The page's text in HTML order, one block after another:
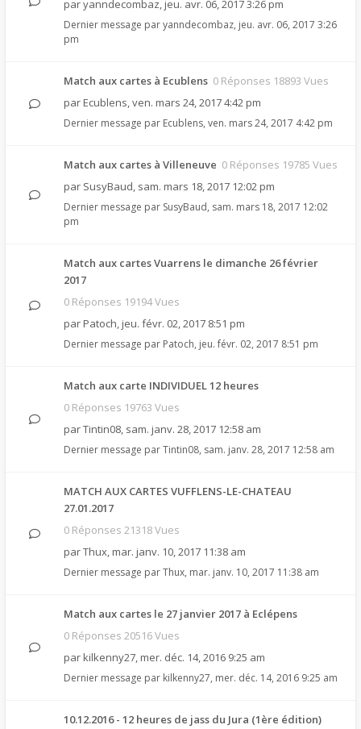
paryanndecombaz, jeu. avr. 06, 2017 3:26 pm
Dernier message paryanndecombaz, jeu. avr. 06, 2017 3:26
pm
Match aux cartes à Ecublens 0 Réponses 18893 Vues
par Ecublens,ven. mars 24, 2017 4:42 pm
Dernier message par Ecublens, ven. mars 24, 2017 4:42 pm
Match aux cartes à Villeneuve 0 Réponses 19785 Vues
par SusyBaud, sam. mars 18, 2017 12:02 pm
Dernier message par SusyBaud, sam. mars 18, 2017 12:02
pm
Match aux cartes Vuarrens le dimanche 26 février
2017
0 Réponses 19194 Vues
par Patoch, jeu. févr. 02, 2017 8:51 pm
Dernier message par Patoch, jeu. févr. 02, 2017 8:51 pm
Match aux carte INDIVIDUEL 12 heures
0 Réponses 19763 Vues
parTintin08, sam. janv. 28, 2017 12:58 am
Dernier message parTintin08, sam. janv. 28, 2017 12:58 am
MATCH AUX CARTES VUFFLENS-LE-CHATEAU
27.01.2017
0 Réponses 21318 Vues
parThux, mar. janv. 10, 2017 11:38 am
Dernier message parThux, mar. janv. 10, 2017 11:38 am
Match aux cartes le 27 janvier 2017 à Eclépens
0 Réponses 20516 Vues
par kilkenny27, mer. déc. 14, 2016 9:25 am
Dernier message par kilkenny27, mer. déc. 14, 2016 9:25 am
10.12.2016 - 12 heures de jass du Jura (1ère édition)